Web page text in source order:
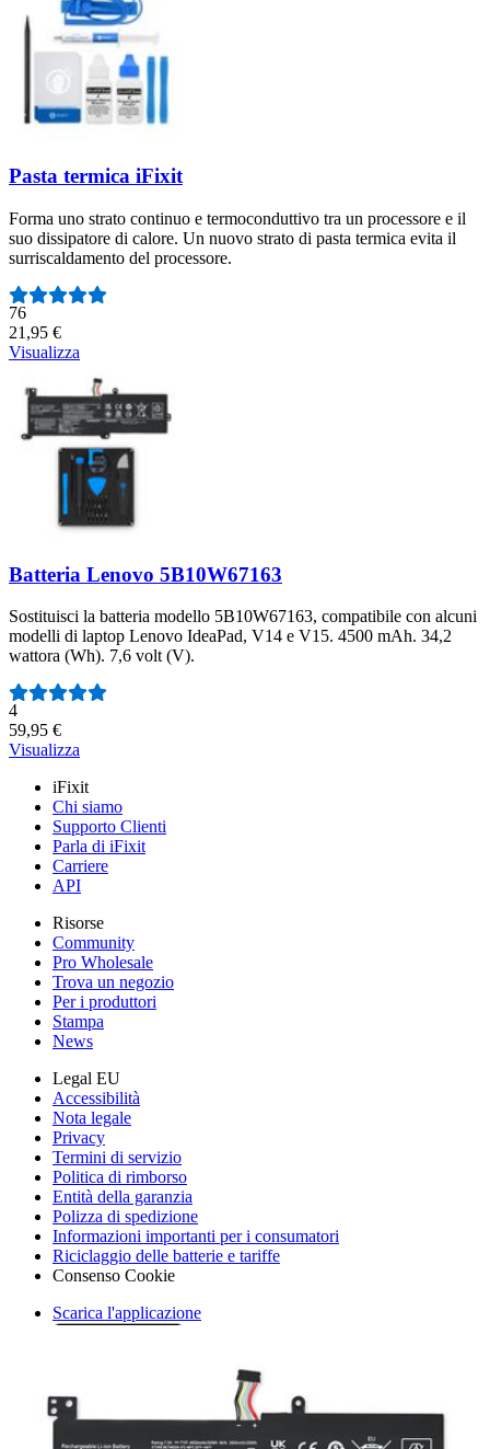
Pasta termica iFixit
Forma uno strato continuo e termoconduttivo tra un processore e il
suo dissipatore di calore. Un nuovo strato di pasta termica evita il
surriscaldamento del processore.
Numero di recensioni:
76
21,95 €
Visualizza
Batteria Lenovo 5B10W67163
Sostituisci la batteria modello 5B10W67163, compatibile con alcuni
modelli di laptop Lenovo IdeaPad, V14 e V15. 4500 mAh. 34,2
wattora (Wh). 7,6 volt (V).
Numero di recensioni:
4
59,95 €
Visualizza
iFixit
Chi siamo
Supporto Clienti
Parla di iFixit
Carriere
API
Risorse
Community
Pro Wholesale
Trova un negozio
Per i produttori
Stampa
News
Legal EU
Accessibilità
Nota legale
Privacy
Termini di servizio
Politica di rimborso
Entità della garanzia
Polizza di spedizione
Informazioni importanti per i consumatori
Riciclaggio delle batterie e tariffe
Consenso Cookie
Scarica l'applicazione